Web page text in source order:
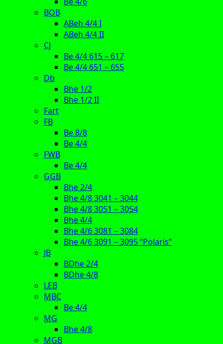
BOB
ABeh 4/4 I
ABeh 4/4 II
CJ
Be 4/4 615 – 617
Be 4/4 651 – 655
Db
Bhe 1/2
Bhe 1/2 II
Fart
FB
Be 8/8
Be 4/4
FWB
Be 4/4
GGB
Bhe 2/4
Bhe 4/8 3041 – 3044
Bhe 4/8 3051 – 3054
Bhe 4/4
Bhe 4/6 3081 – 3084
Bhe 4/6 3091 – 3095 “Polaris”
JB
BDhe 2/4
BDhe 4/8
LEB
MBC
Be 4/4
MG
Bhe 4/8
MGB